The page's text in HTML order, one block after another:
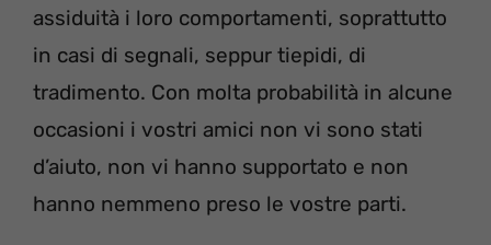
assiduità i loro comportamenti, soprattutto
in casi di segnali, seppur tiepidi, di
tradimento. Con molta probabilità in alcune
occasioni i vostri amici non vi sono stati
d’aiuto, non vi hanno supportato e non
hanno nemmeno preso le vostre parti.